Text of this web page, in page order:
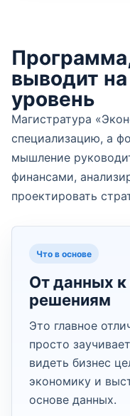
выводит
уровень
Магистратура
специализацию, а
мышление
финансами,
проектировать
Что в основе
От данных к
решениям
Это главное
просто
видеть бизнес
экономику и
основе данных.